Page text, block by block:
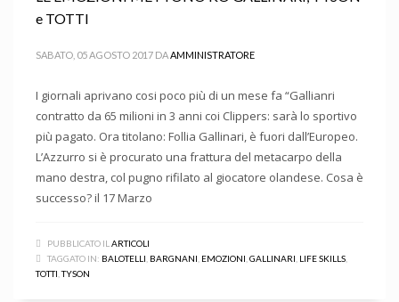
e TOTTI
SABATO, 05 AGOSTO 2017 DAAMMINISTRATORE
I giornali aprivano cosi poco più di un mese fa “Gallianri
contratto da 65 milioni in 3 anni coi Clippers: sarà lo sportivo
più pagato. Ora titolano: Follia Gallinari, è fuori dall’Europeo.
L’Azzurro si è procurato una frattura del metacarpo della
mano destra, col pugno rifilato al giocatore olandese. Cosa è
successo? il 17 Marzo
PUBBLICATO IL ARTICOLI
TAGGATO IN: BALOTELLI BARGNANI EMOZIONI GALLINARI LIFE SKILLS
TOTTI ,TYSON